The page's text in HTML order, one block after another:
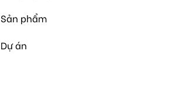
Sản phẩm
Dự án